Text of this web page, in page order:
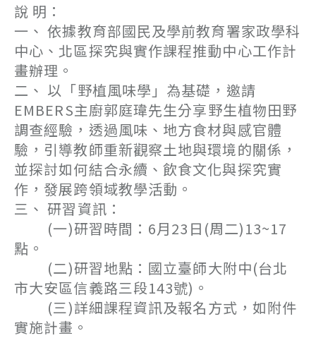
說 明：
一、 依據教育部國民及學前教育署家政學科
中心、北區探究與實作課程推動中心工作計
畫辦理。
二、 以「野植風味學」為基礎，邀請
EMBERS主廚郭庭瑋先生分享野生植物田野
調查經驗，透過風味、地方食材與感官體
驗，引導教師重新觀察土地與環境的關係，
並探討如何結合永續、飲食文化與探究實
作，發展跨領域教學活動。
三、 研習資訊：
(一)研習時間：6月23日(周二)13~17
點。
(二)研習地點：國立臺師大附中(台北
市大安區信義路三段143號)。
(三)詳細課程資訊及報名方式，如附件
實施計畫。